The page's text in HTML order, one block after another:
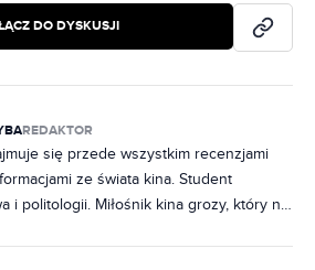
DO DYSKUSJI
REDAKTOR
się przede wszystkim recenzjami
ze świata kina. Student
i politologii. Miłośnik kina grozy, który na